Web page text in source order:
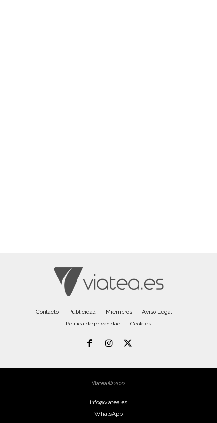
Contacto Publicidad Miembros
Aviso Legal
Política de privacidad
Cookies
Viatea © 2022
info@viatea.es
WhatsApp